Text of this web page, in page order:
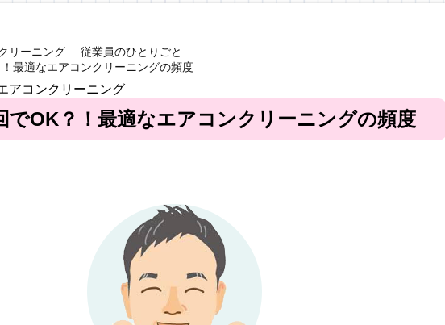
リーニング
従業員のひとりごと
最適なエアコンクリーニングの頻度
アコンクリーニング
でOK？！最適なエアコンクリーニングの頻度